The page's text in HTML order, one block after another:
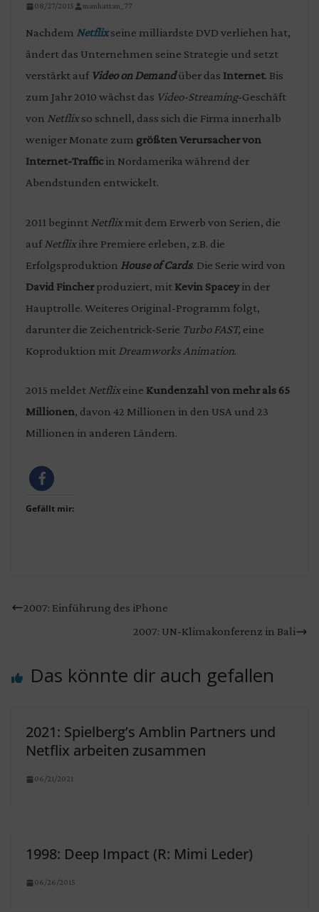
08/27/2015 manhattan_77
Nachdem Netflix seine milliardste DVD verliehen hat,
ändert das Unternehmen seine Strategie und setzt
verstärkt auf Video on Demandüber das Internet. Bis
zum Jahr 2010 wächst das Video-Streaming-Geschäft
von Netflixso schnell, dass sich die Firma innerhalb
weniger Monate zum größten Verursacher von
Internet-Traffic in Nordamerika während der
Abendstunden entwickelt.
2011 beginnt Netflixmit dem Erwerb von Serien, die
auf Netflixihre Premiere erleben, z.B. die
Erfolgsproduktion House of Cards. Die Serie wird von
David Fincherproduziert, mit Kevin Spacey in der
Hauptrolle. Weiteres Original-Programm folgt,
darunter die Zeichentrick-Serie Turbo FAST, eine
Koproduktion mit Dreamworks Animation.
2015 meldet Netflixeine Kundenzahl von mehr als 65
Millionen, davon 42 Millionen in den USA und 23
Millionen in anderen Ländern.
Gefällt mir:
2007: Einführung des iPhone
2007: UN-Klimakonferenz in Bali
Das könnte dir auch gefallen
2021: Spielberg’s Amblin Partners und
Netflix arbeiten zusammen
06/21/2021
1998: Deep Impact (R: Mimi Leder)
06/26/2015